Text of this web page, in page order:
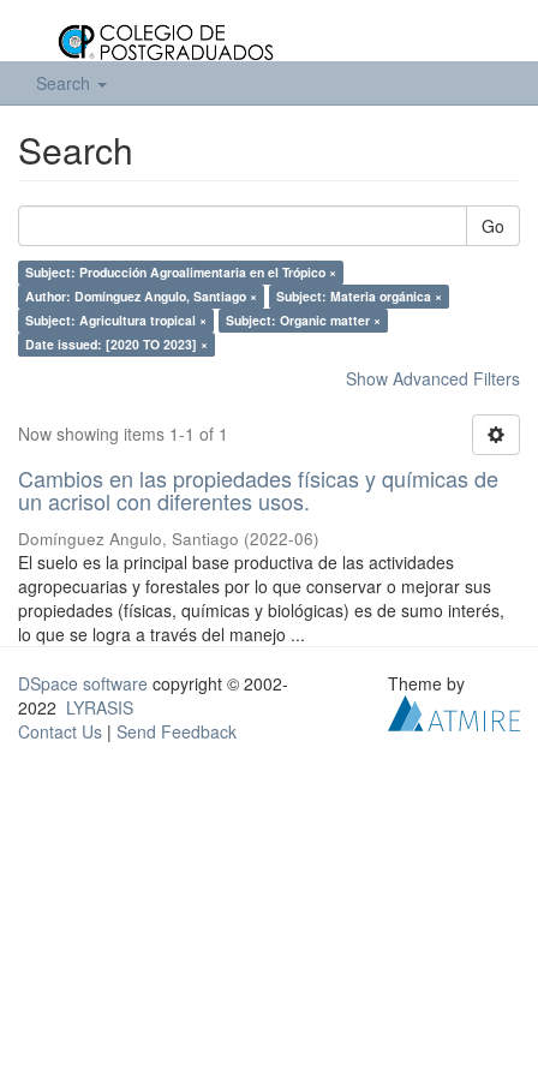
Search
Search
Go
Subject: Producción Agroalimentaria en el Trópico ×
Author: Domínguez Angulo, Santiago ×
Subject: Materia orgánica ×
Subject: Agricultura tropical ×
Subject: Organic matter ×
Date issued: [2020 TO 2023] ×
Show Advanced Filters
Now showing items 1-1 of 1
Cambios en las propiedades físicas y químicas de
un acrisol con diferentes usos.
Domínguez Angulo, Santiago (2022-06)
El suelo es la principal base productiva de las actividades
agropecuarias y forestales por lo que conservar o mejorar sus
propiedades (físicas, químicas y biológicas) es de sumo interés,
lo que se logra a través del manejo ...
DSpace software copyright © 2002-
2022 LYRASIS
Contact Us | Send Feedback
Theme by